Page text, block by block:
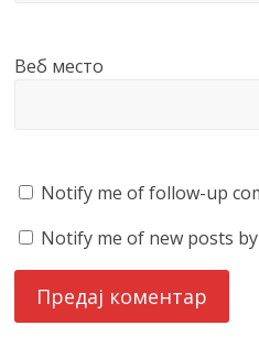
Веб место
Notify me of follow-up
Notify me of new posts